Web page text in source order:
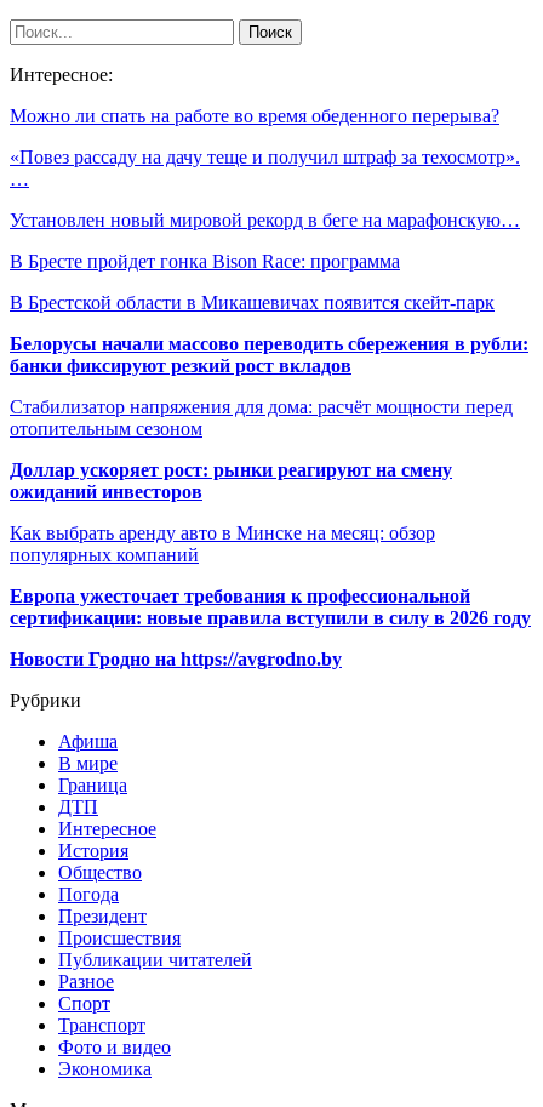
Интересное:
Можно ли спать на работе во время обеденного перерыва?
«Повез рассаду на дачу теще и получил штраф за техосмотр».
…
Установлен новый мировой рекорд в беге на марафонскую…
В Бресте пройдет гонка Bison Race: программа
В Брестской области в Микашевичах появится скейт-парк
Белорусы начали массово переводить сбережения в рубли:
банки фиксируют резкий рост вкладов
Стабилизатор напряжения для дома: расчёт мощности перед
отопительным сезоном
Доллар ускоряет рост: рынки реагируют на смену
ожиданий инвесторов
Как выбрать аренду авто в Минске на месяц: обзор
популярных компаний
Европа ужесточает требования к профессиональной
сертификации: новые правила вступили в силу в 2026 году
Новости Гродно на https://avgrodno.by
Рубрики
Афиша
В мире
Граница
ДТП
Интересное
История
Общество
Погода
Президент
Происшествия
Публикации читателей
Разное
Спорт
Транспорт
Фото и видео
Экономика